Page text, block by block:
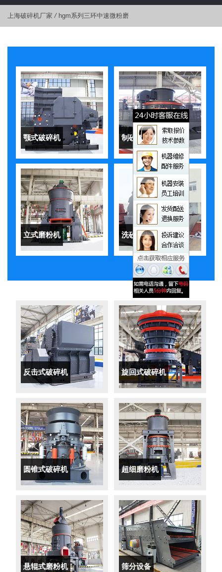
上海破碎机厂家 / hgm系列三环中速微粉磨
颚式破碎机 制砂机
立式磨粉机 洗砂机
反击式破碎机 旋回式破碎机
圆锥式破碎机 超细磨粉机
悬辊式磨粉机 筛分设备